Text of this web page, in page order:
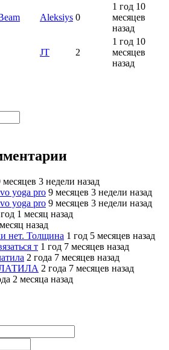
Aleksiys 0
1 год 10
месяцев
назад
JT 2
1 год 10
месяцев
назад
месяцев 3 недели назад
yoga pro 9 месяцев 3 недели назад
yoga pro 9 месяцев 3 недели назад
1 месяц назад
назад
нет. Толщина 1 год 5 месяцев назад
т 1 год 7 месяцев назад
2 года 7 месяцев назад
2 года 7 месяцев назад
2 месяца назад